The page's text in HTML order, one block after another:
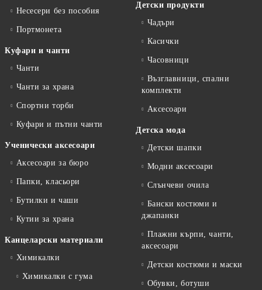
Несесери без пособия
Портмонета
Куфари и чанти
Чанти
Чанти за храна
Спортни торби
Куфари и пътни чанти
Ученически аксесоари
Аксесоари за бюро
Папки, класьори
Бутилки и чаши
Кутии за храна
Канцеларски материали
Химикалки
Химикалки с гума
Детски продукти
Чадъри
Касички
Часовници
Възглавници, спални
комплекти
Аксесоари
Детска мода
Детски шапки
Модни аксесоари
Слънчеви очила
Бански костюми и
джапанки
Плажни кърпи, чанти,
аксесоари
Детски костюми и маски
Обувки, ботуши